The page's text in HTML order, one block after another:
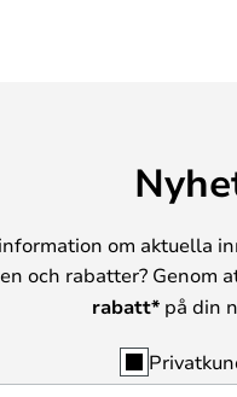
om aktuella
och rabatter? Genom
rabatt*på din